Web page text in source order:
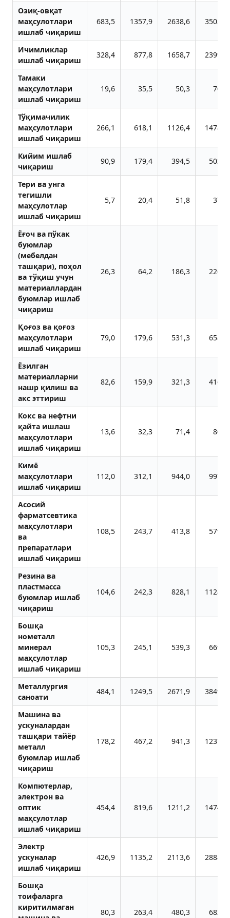
Озиқ-овқат
маҳсулотлари
ишлаб чиқариш
683,5 1357,9 2638,6 3505,0
Ичимликлар
ишлаб чиқариш
328,4 877,8 1658,7 2399,1
Тамаки
маҳсулотлари
ишлаб чиқариш
19,6 35,5 50,3 70,8
Тўқимачилик
маҳсулотлари
ишлаб чиқариш
266,1 618,1 1126,4 1478,8
Кийим ишлаб
чиқариш
90,9 179,4 394,5 503,8
Тери ва унга
тегишли
маҳсулотлар
ишлаб чиқариш
5,7 20,4 51,8 37,7
Ёғоч ва пўкак
буюмлар
(мебелдан
ташқари), поҳол
ва тўқиш учун
материаллардан
буюмлар ишлаб
чиқариш
26,3 64,2 186,3 226,6
Қоғоз ва қоғоз
маҳсулотлари
ишлаб чиқариш
79,0 179,6 531,3 658,0
Ёзилган
материалларни
нашр қилиш ва
акс эттириш
82,6 159,9 321,3 416,1
Кокс ва нефтни
қайта ишлаш
маҳсулотлари
ишлаб чиқариш
13,6 32,3 71,4 80,5
Кимё
маҳсулотлари
ишлаб чиқариш
112,0 312,1 944,0 997,4
Асосий
фарматсевтика
маҳсулотлари
ва
препаратлари
ишлаб чиқариш
108,5 243,7 413,8 579,9
Резина ва
пластмасса
буюмлар ишлаб
чиқариш
104,6 242,3 828,1 1128,0
Бошқа
нометалл
минерал
маҳсулотлар
ишлаб чиқариш
105,3 245,1 539,3 669,5
Металлургия
саноати
484,1 1249,5 2671,9 3849,2
Машина ва
ускуналардан
ташқари тайёр
металл
буюмлар ишлаб
чиқариш
178,2 467,2 941,3 1237,9
Компютерлар,
электрон ва
оптик
маҳсулотлар
ишлаб чиқариш
454,4 819,6 1211,2 1474,5
Электр
ускуналар
ишлаб чиқариш
426,9 1135,2 2113,6 2888,2
Бошқа
тоифаларга
киритилмаган
80,3 263,4 480,3 682,3